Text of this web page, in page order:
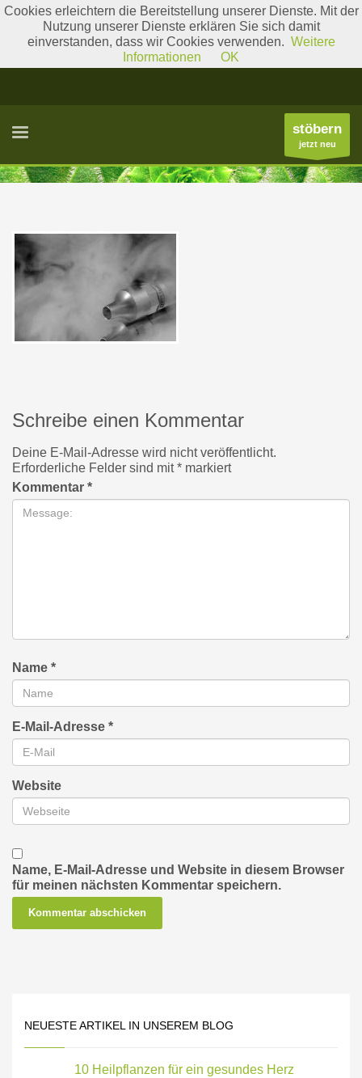
Literatur Gattungslisten
stöbern
jetzt neu
Schreibe einen Kommentar
Deine E-Mail-Adresse wird nicht veröffentlicht.
Erforderliche Felder sind mit* markiert
Kommentar *
Name *
E-Mail-Adresse *
Website
Name, E-Mail-Adresse und Website in diesem Browser
für meinen nächsten Kommentar speichern.
NEUESTE ARTIKEL IN UNSEREM BLOG
10 Heilpflanzen für ein gesundes Herz
Cookies erleichtern die Bereitstellung unserer Dienste. Mit der
Nutzung unserer Dienste erklären Sie sich damit
einverstanden, dass wir Cookies verwenden. Weitere
Informationen
OK